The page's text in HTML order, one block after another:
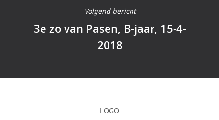
Volgend bericht
3e zo van Pasen, B-jaar, 15-4-
2018
LOGO